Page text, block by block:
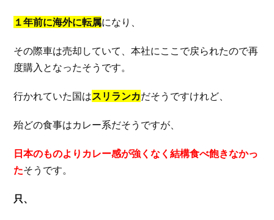
１年前に海外に転属になり、
その際車は売却していて、本社にここで戻られたので再
度購入となったそうです。
行かれていた国はスリランカだそうですけれど、
殆どの食事はカレー系だそうですが、
日本のものよりカレー感が強くなく結構食べ飽きなかっ
たそうです。
只、